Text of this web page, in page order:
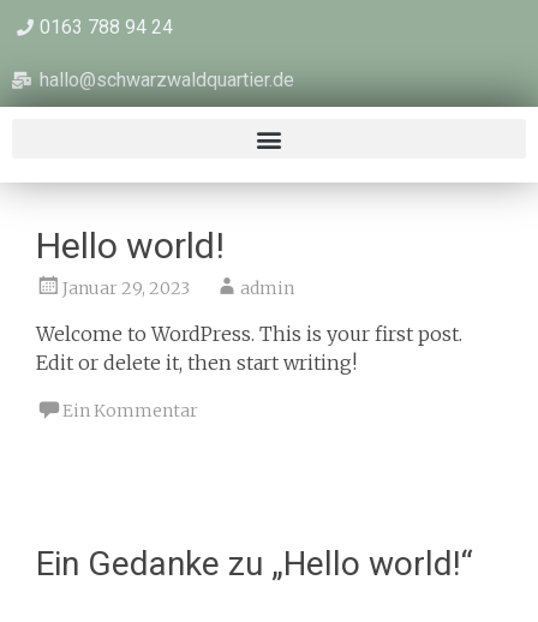
0163 788 94 24
hallo@schwarzwaldquartier.de
Hello world!
Januar 29, 2023 admin
Welcome to WordPress. This is your first post.
Edit or delete it, then start writing!
Ein Kommentar
Ein Gedanke zu „Hello world!“